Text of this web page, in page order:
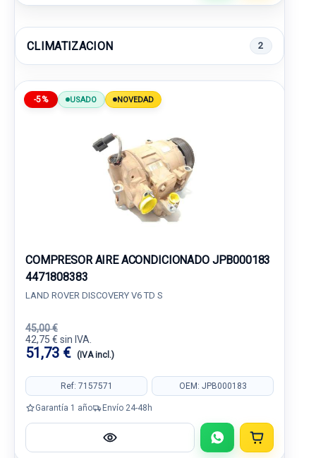
CLIMATIZACION 2
-5% USADO NOVEDAD
COMPRESOR AIRE ACONDICIONADO JPB000183
4471808383
LAND ROVER DISCOVERY V6 TD S
45,00 €
42,75 € sin IVA.
51,73 € (IVA incl.)
Ref: 7157571 OEM: JPB000183
Garantía 1 año Envío 24-48h